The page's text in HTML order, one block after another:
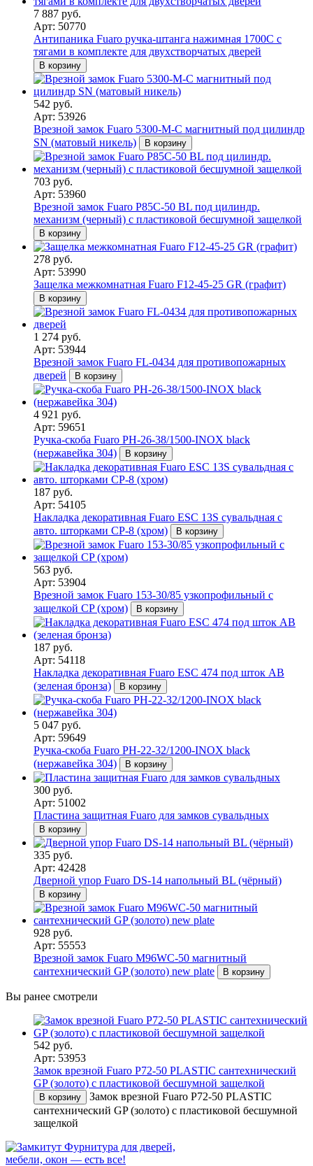
7 887 руб.
Арт: 50770
Антипаника Fuaro ручка-штанга нажимная 1700С с
тягами в комплекте для двухстворчатых дверей
В корзину
542 руб.
Арт: 53926
Врезной замок Fuaro 5300-M-C магнитный под цилиндр
SN (матовый никель)
В корзину
703 руб.
Арт: 53960
Врезной замок Fuaro P85C-50 BL под цилиндр.
механизм (черный) с пластиковой бесшумной защелкой
В корзину
278 руб.
Арт: 53990
Защелка межкомнатная Fuaro F12-45-25 GR (графит)
В корзину
1 274 руб.
Арт: 53944
Врезной замок Fuaro FL-0434 для противопожарных
дверей
В корзину
4 921 руб.
Арт: 59651
Ручка-скоба Fuaro PH-26-38/1500-INOX black
(нержавейка 304)
В корзину
187 руб.
Арт: 54105
Накладка декоративная Fuaro ESC 13S сувальдная с
авто. шторками CP-8 (хром)
В корзину
563 руб.
Арт: 53904
Врезной замок Fuaro 153-30/85 узкопрофильный с
защелкой CP (хром)
В корзину
187 руб.
Арт: 54118
Накладка декоративная Fuaro ESC 474 под шток AB
(зеленая бронза)
В корзину
5 047 руб.
Арт: 59649
Ручка-скоба Fuaro PH-22-32/1200-INOX black
(нержавейка 304)
В корзину
300 руб.
Арт: 51002
Пластина защитная Fuaro для замков сувальдных
В корзину
335 руб.
Арт: 42428
Дверной упор Fuaro DS-14 напольный BL (чёрный)
В корзину
928 руб.
Арт: 55553
Врезной замок Fuaro M96WC-50 магнитный
сантехнический GP (золото) new plate
В корзину
Вы ранее смотрели
542 руб.
Арт: 53953
Замок врезной Fuaro P72-50 PLASTIC сантехнический
GP (золото) с пластиковой бесшумной защелкой
В корзину
Замок врезной Fuaro P72-50 PLASTIC
сантехнический GP (золото) с пластиковой бесшумной
защелкой
Фурнитура для дверей,
мебели, окон — есть все!